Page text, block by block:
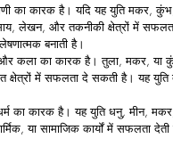
का कारक है। यदि यह युति मकर,
लेखन, और तकनीकी क्षेत्रों में
बनाती है।
और कला का कारक है। तुला, मकर, या
क्षेत्रों में सफलता दे सकती है। यह युति
का कारक है। यह युति धनु, मीन,
या सामाजिक कार्यों में सफलता